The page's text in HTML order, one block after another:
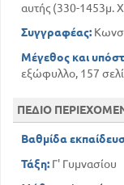
αυτής (330-1453μ.
Συγγραφέας:
Μέγεθος και
εξώφυλλο, 157
ΠΕΔΙΟ
Βαθμίδα
Τάξη: Γ' Γυμνασίου